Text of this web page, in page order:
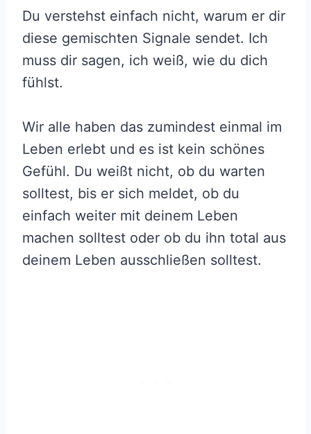
Du verstehst einfach nicht, warum er dir
diese gemischten Signale sendet. Ich
muss dir sagen, ich weiß, wie du dich
fühlst.
Wir alle haben das zumindest einmal im
Leben erlebt und es ist kein schönes
Gefühl. Du weißt nicht, ob du warten
solltest, bis er sich meldet, ob du
einfach weiter mit deinem Leben
machen solltest oder ob du ihn total aus
deinem Leben ausschließen solltest.